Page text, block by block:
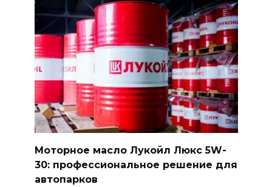
Моторное масло Лукойл Люкс 5W-
30: профессиональное решение для
автопарков